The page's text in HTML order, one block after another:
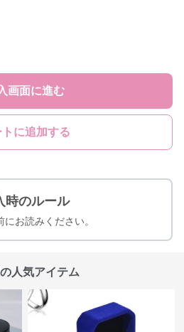
画面に進む
トに追加する
時のルール
にお読みください。
人気アイテム